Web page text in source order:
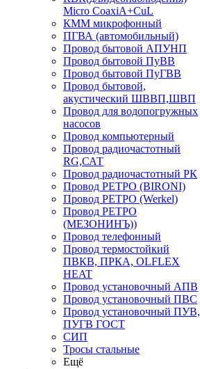
Micro CoaxiA+CuL
КММ микрофонный
ПГВА (автомобильный)
Провод бытовой АПУНП
Провод бытовой ПуВВ
Провод бытовой ПуГВВ
Провод бытовой,
акустический ШВВП,ШВП
Провод для водопогружных
насосов
Провод компьютерный
Провод радиочастотный
RG,САТ
Провод радиочастотный РК
Провод РЕТРО (BIRONI)
Провод РЕТРО (Werkel)
Провод РЕТРО
(МЕЗОНИНЪ))
Провод телефонный
Провод термостойкий
ПВКВ, ПРКА, OLFLEX
HEAT
Провод установочный АПВ
Провод установочный ПВС
Провод установочный ПУВ,
ПУГВ ГОСТ
СИП
Тросы стальные
Ещё